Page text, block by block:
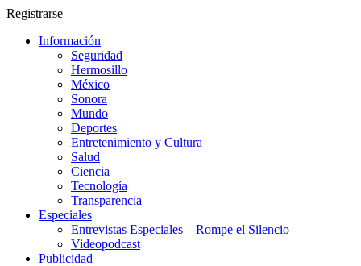
Registrarse
Información
Seguridad
Hermosillo
México
Sonora
Mundo
Deportes
Entretenimiento y Cultura
Salud
Ciencia
Tecnología
Transparencia
Especiales
Entrevistas Especiales – Rompe el Silencio
Videopodcast
Publicidad